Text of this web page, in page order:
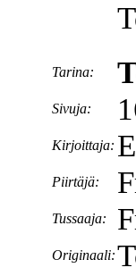
Tarina:
Sivuja:
Kirjoittaja:
Piirtäjä:
Tussaaja:
Originaali: